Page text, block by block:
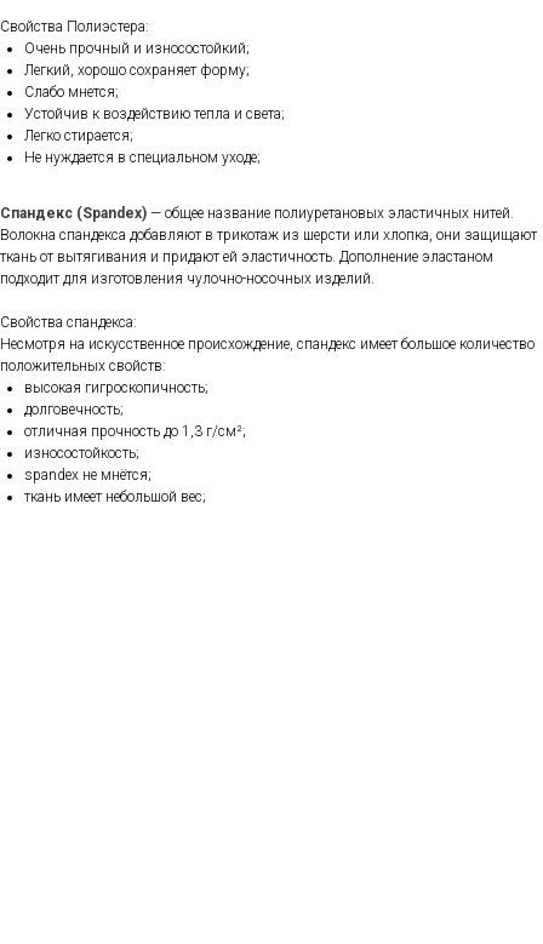
Свойства Полиэстера:
Очень прочный и износостойкий;
Легкий, хорошо сохраняет форму;
Слабо мнется;
Устойчив к воздействию тепла и света;
Легко стирается;
Не нуждается в специальном уходе;
Спандекс (Spandex) — общее название полиуретановых эластичных нитей.
Волокна спандекса добавляют в трикотаж из шерсти или хлопка, они защищают
ткань от вытягивания и придают ей эластичность. Дополнение эластаном
подходит для изготовления чулочно-носочных изделий.
Свойства спандекса:
Несмотря на искусственное происхождение, спандекс имеет большое количество
положительных свойств:
высокая гигроскопичность;
долговечность;
отличная прочность до 1,3 г/см²;
износостойкость;
spandex не мнётся;
ткань имеет небольшой вес;